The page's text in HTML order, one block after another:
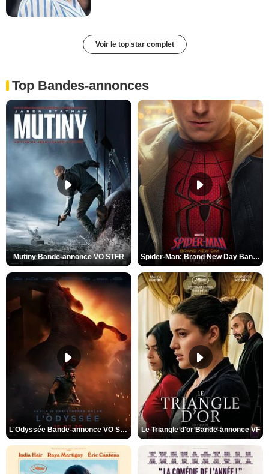
Voir le top star complet
Top Bandes-annonces
Mutiny Bande-annonce VO STFR Spider-Man: Brand New Day Bande-annonce VO STFR
L'Odyssée Bande-annonce VO STFR Le Triangle d'or Bande-annonce VF